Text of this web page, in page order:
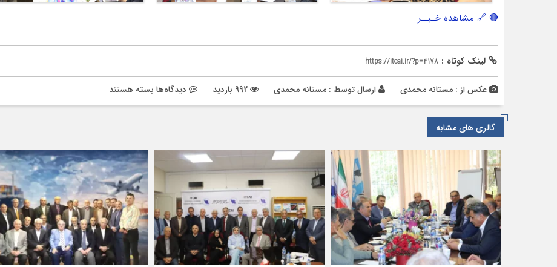
🔴 🔗 مشاهده خـبــر
لینک کوتاه : https://itcai.ir/?p=4178
عکس از : مستانه محمدی ارسال توسط : مستانه محمدی دیدگاه‌ها برای
گزارش
هدایتی
مدیرکل
دفتر
ترانزیت
سازمان
راهداری
در
نشست
هیئت
بسته هستند
گالری های مشابه